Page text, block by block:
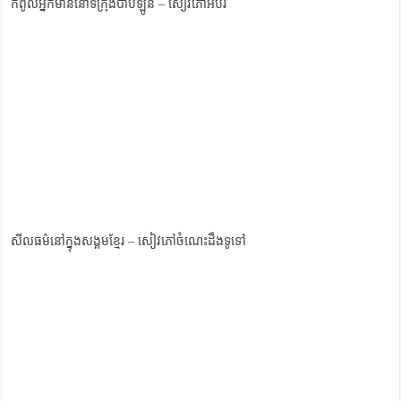
កំពូលអ្នកមាននៅទីក្រុងបាប៊ីឡូន – សៀវភៅអប់រំ
សីលធម៌នៅក្នុងសង្គមខ្មែរ – សៀវភៅចំណេះដឹងទូទៅ